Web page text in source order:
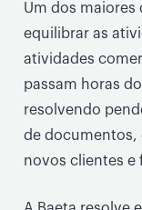
Um dos maiores
equilibrar as
atividades
passam horas
resolvendo
de documentos,
novos clientes e